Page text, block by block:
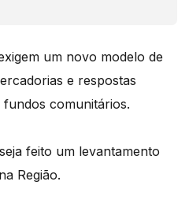
um novo modelo de
e respostas
fundos comunitários.
feito um levantamento
Região.